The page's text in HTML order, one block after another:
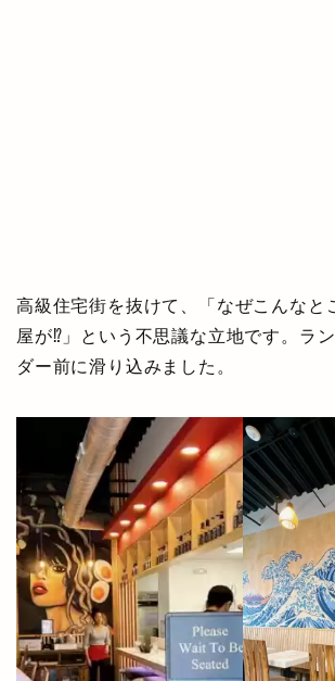
高級住宅街を抜けて、「なぜこんなと
屋が⁉」という不思議な立地です。ラ
ダー前に滑り込みました。